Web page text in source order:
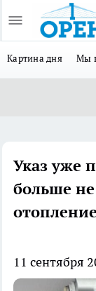
Картина дня Мы
Указ уже
больше не
11 сентября